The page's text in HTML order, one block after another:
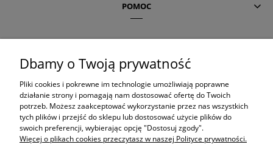
POMOC
OLAPLEX
ORIBE
Dbamy o Twoją prywatność
Pliki cookies i pokrewne im technologie umożliwiają poprawne
działanie strony i pomagają nam dostosować ofertę do Twoich
potrzeb. Możesz zaakceptować wykorzystanie przez nas wszystkich
tych plików i przejść do sklepu lub dostosować użycie plików do
swoich preferencji, wybierając opcję "Dostosuj zgody".
Więcej o plikach cookies przeczytasz w naszej Polityce prywatności.